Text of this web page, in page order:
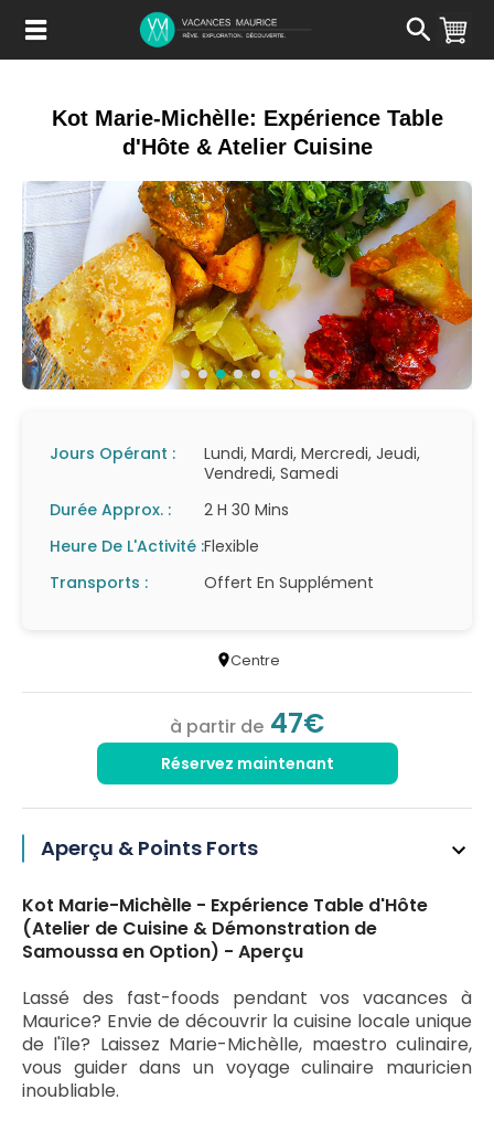
Contenu
Kot Marie-Michèlle: Expérience Table
d'Hôte & Atelier Cuisine
Jours Opérant :
Lundi, Mardi, Mercredi, Jeudi,
Vendredi, Samedi
Durée Approx. :
2 H 30 Mins
Heure De L'Activité :Flexible
Transports :
Offert En Supplément
Centre
à partir de 47€
Réservez maintenant
Aperçu & Points Forts
Kot Marie-Michèlle - Expérience Table d'Hôte
(Atelier de Cuisine & Démonstration de
Samoussa en Option) - Aperçu
Lassé des fast-foods pendant vos vacances à
Maurice? Envie de découvrir la cuisine locale unique
de l'île? Laissez Marie-Michèlle, maestro culinaire,
vous guider dans un voyage culinaire mauricien
inoubliable.